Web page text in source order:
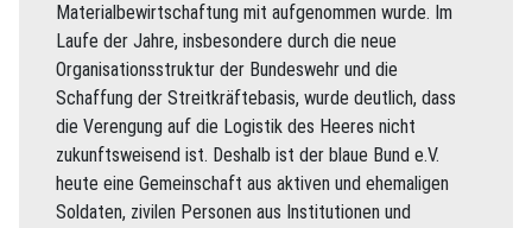
Materialbewirtschaftung mit aufgenommen wurde. Im
Laufe der Jahre, insbesondere durch die neue
Organisationsstruktur der Bundeswehr und die
Schaffung der Streitkräftebasis, wurde deutlich, dass
die Verengung auf die Logistik des Heeres nicht
zukunftsweisend ist. Deshalb ist der blaue Bund e.V.
heute eine Gemeinschaft aus aktiven und ehemaligen
Soldaten, zivilen Personen aus Institutionen und